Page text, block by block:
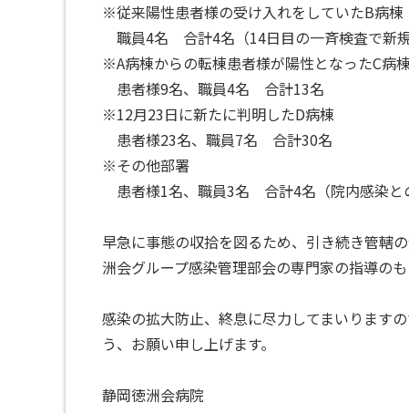
※従来陽性患者様の受け入れをしていたB病棟
職員4名 合計4名（14日目の一斉検査で新規
※A病棟からの転棟患者様が陽性となったC病
患者様9名、職員4名 合計13名
※12月23日に新たに判明したD病棟
患者様23名、職員7名 合計30名
※その他部署
患者様1名、職員3名 合計4名（院内感染と
早急に事態の収拾を図るため、引き続き管轄
洲会グループ感染管理部会の専門家の指導の
感染の拡大防止、終息に尽力してまいります
う、お願い申し上げます。
静岡徳洲会病院